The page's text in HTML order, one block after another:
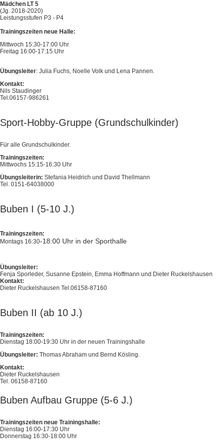
Mädchen LT 5
(Jg. 2018-2020)
Leistungsstufen P3 - P4
Trainingszeiten neue Halle:
Mittwoch 15:30-17:00 Uhr
Freitag 16:00-17:15 Uhr
Übungsleiter: Julia Fuchs, Noelle Volk und Lena Pannen.
Kontakt:
Nils Staudinger
Tel.06157-986261
Sport-Hobby-Gruppe (Grundschulkinder)
Für alle Grundschulkinder.
Trainingszeiten:
Mittwochs 15:15-16:30 Uhr
Übungsleiterin: Stefania Heidrich und David Thellmann
Tel. 0151-64038000
Buben I (5-10 J.)
Trainingszeiten:
Montags 16:30-18:00 Uhr in der Sporthalle
Übungsleiter:
Fenja Sporleder, Susanne Epstein, Emma Hoffmann und Dieter Ruckelshausen
Kontakt:
Dieter Ruckelshausen Tel.06158-87160
Buben II (ab 10 J.)
Trainingszeiten:
Dienstag 18:00-19:30 Uhr in der neuen Trainingshalle
Übungsleiter: Thomas Abraham und Bernd Kösling.
Kontakt:
Dieter Ruckelshausen
Tel. 06158-87160
Buben Aufbau Gruppe (5-6 J.)
Trainingszeiten neue Trainingshalle:
Dienstag 16:00-17:30 Uhr
Donnerstag 16:30-18:00 Uhr